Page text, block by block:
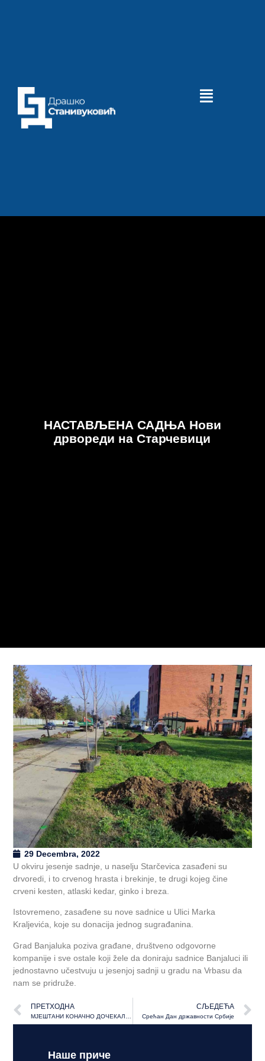
НАСТАВЉЕНА САДЊА Нови
дрвореди на Старчевици
29 Decembra, 2022
U okviru jesenje sadnje, u naselju Starčevica zasađeni su
drvoredi, i to crvenog hrasta i brekinje, te drugi kojeg čine
crveni kesten, atlaski kedar, ginko i breza.
Istovremeno, zasađene su nove sadnice u Ulici Marka
Kraljevića, koje su donacija jednog sugrađanina.
Grad Banjaluka poziva građane, društveno odgovorne
kompanije i sve ostale koji žele da doniraju sadnice Banjaluci ili
jednostavno učestvuju u jesenjoj sadnji u gradu na Vrbasu da
nam se pridruže.
ПРЕТХОДНА СЉЕДЕЋА
Срећан Дан државности Србије
Наше приче